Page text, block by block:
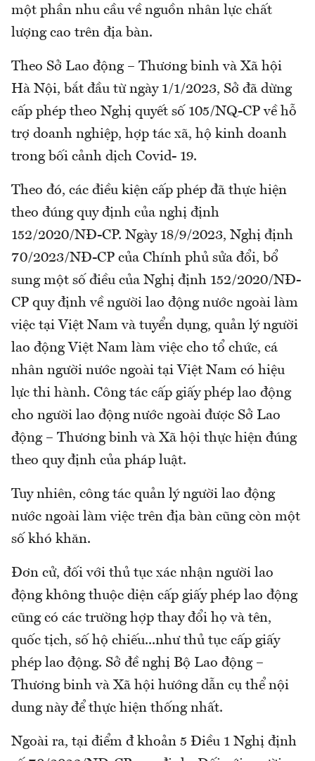
một phần nhu cầu về nguồn nhân lực chất
lượng cao trên địa bàn.
Theo Sở Lao động – Thương binh và Xã hội
Hà Nội, bắt đầu từ ngày 1/1/2023, Sở đã dừng
cấp phép theo Nghị quyết số 105/NQ-CP về hỗ
trợ doanh nghiệp, hợp tác xã, hộ kinh doanh
trong bối cảnh dịch Covid- 19.
Theo đó, các điều kiện cấp phép đã thực hiện
theo đúng quy định của nghị định
152/2020/NĐ-CP. Ngày 18/9/2023, Nghị định
70/2023/NĐ-CP của Chính phủ sửa đổi, bổ
sung một số điều của Nghị định 152/2020/NĐ-
CP quy định về người lao động nước ngoài làm
việc tại Việt Nam và tuyển dụng, quản lý người
lao động Việt Nam làm việc cho tổ chức, cá
nhân người nước ngoài tại Việt Nam có hiệu
lực thi hành. Công tác cấp giấy phép lao động
cho người lao động nước ngoài được Sở Lao
động – Thương binh và Xã hội thực hiện đúng
theo quy định của pháp luật.
Tuy nhiên, công tác quản lý người lao động
nước ngoài làm việc trên địa bàn cũng còn một
số khó khăn.
Đơn cử, đối với thủ tục xác nhận người lao
động không thuộc diện cấp giấy phép lao động
cũng có các trường hợp thay đổi họ và tên,
quốc tịch, số hộ chiếu...như thủ tục cấp giấy
phép lao động. Sở đề nghị Bộ Lao động –
Thương binh và Xã hội hướng dẫn cụ thể nội
dung này để thực hiện thống nhất.
Ngoài ra, tại điểm đ khoản 5 Điều 1 Nghị định